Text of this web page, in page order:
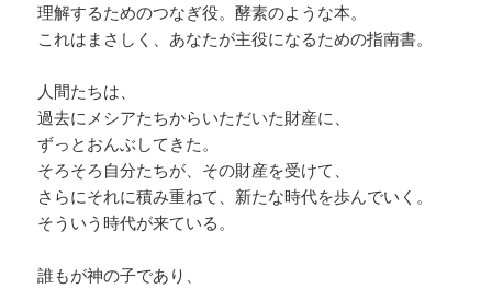
理解するためのつなぎ役。酵素のような本。
これはまさしく、あなたが主役になるための指南書。
人間たちは、
過去にメシアたちからいただいた財産に、
ずっとおんぶしてきた。
そろそろ自分たちが、その財産を受けて、
さらにそれに積み重ねて、新たな時代を歩んでいく。
そういう時代が来ている。
誰もが神の子であり、